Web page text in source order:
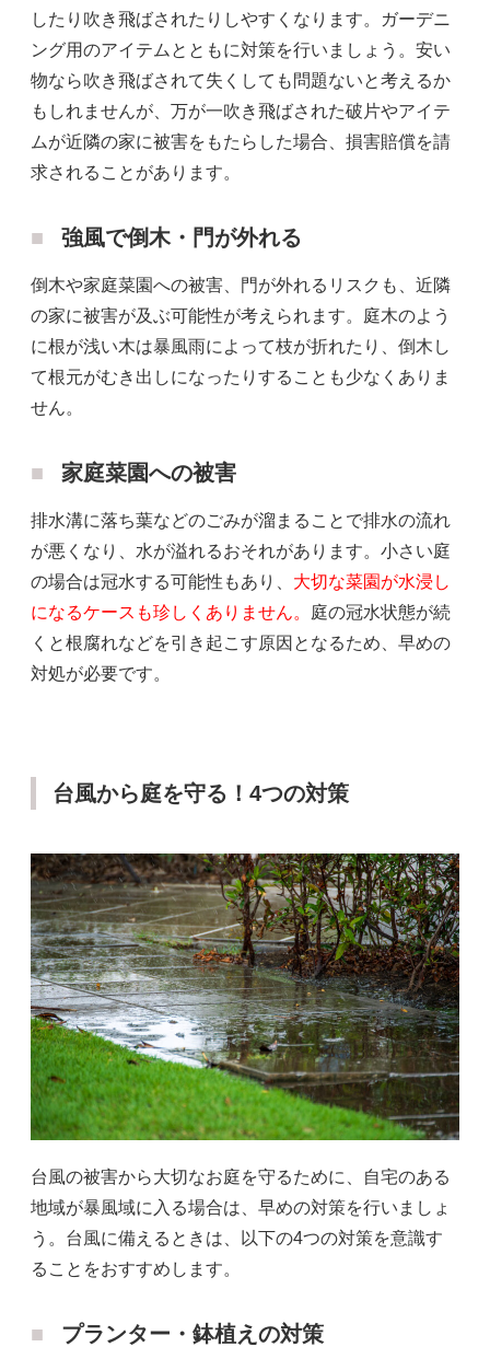
したり吹き飛ばされたりしやすくなります。ガーデニ
ング用のアイテムとともに対策を行いましょう。安い
物なら吹き飛ばされて失くしても問題ないと考えるか
もしれませんが、万が一吹き飛ばされた破片やアイテ
ムが近隣の家に被害をもたらした場合、損害賠償を請
求されることがあります。
強風で倒木・門が外れる
倒木や家庭菜園への被害、門が外れるリスクも、近隣
の家に被害が及ぶ可能性が考えられます。庭木のよう
に根が浅い木は暴風雨によって枝が折れたり、倒木し
て根元がむき出しになったりすることも少なくありま
せん。
家庭菜園への被害
排水溝に落ち葉などのごみが溜まることで排水の流れ
が悪くなり、水が溢れるおそれがあります。小さい庭
の場合は冠水する可能性もあり、 大切な菜園が水浸し
になるケースも珍しくありません。 庭の冠水状態が続
くと根腐れなどを引き起こす原因となるため、早めの
対処が必要です。
台風から庭を守る！4つの対策
台風の被害から大切なお庭を守るために、自宅のある
地域が暴風域に入る場合は、早めの対策を行いましょ
う。台風に備えるときは、以下の4つの対策を意識す
ることをおすすめします。
プランター・鉢植えの対策